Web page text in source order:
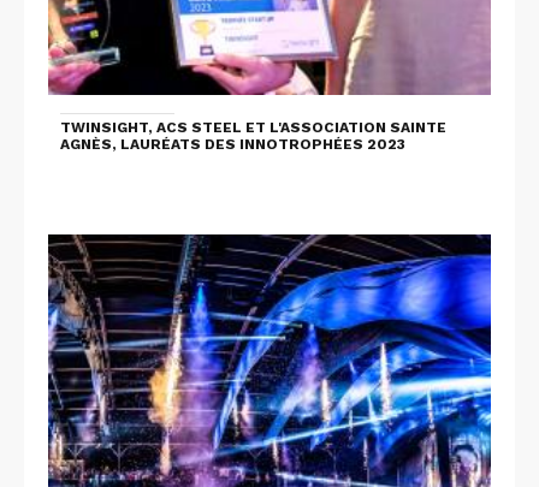
TWINSIGHT, ACS STEEL ET L'ASSOCIATION SAINTE
AGNÈS, LAURÉATS DES INNOTROPHÉES 2023